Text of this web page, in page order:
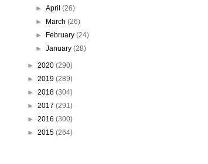
► April (26)
►
March (26)
►
February (24)
► January (28)
► 2020 (290)
► 2019 (289)
► 2018 (304)
► 2017 (291)
► 2016 (300)
► 2015 (264)